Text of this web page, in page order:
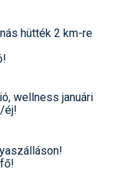
hütték 2 km-re
wellness januári
éj!